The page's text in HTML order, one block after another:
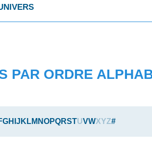
PAR ORDRE
GH J K LM NOPQRSTUVWXYZ#